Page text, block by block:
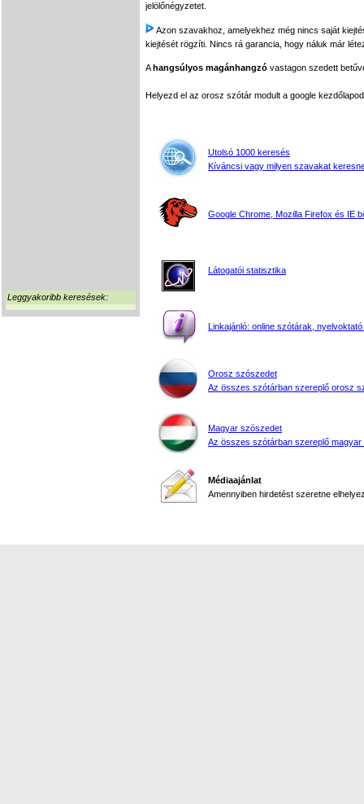
Leggyakoribb keresések:
jelölőnégyzetet.
Azon szavakhoz, amelyekhez még nincs saját
kiejtését rögzíti. Nincs rá garancia, hogy náluk már
Ahangsúlyos magánhangzó vastagon szedett
Helyezd el az orosz szótár modult a google
Utolsó 1000 keresés
Kíváncsi vagy milyen szavakat
Google Chrome, Mozilla Firefox és IE
Látogatói statisztika
Linkajánló: online szótárak, nyelvoktató
Orosz szószedet
Az összes szótárban szereplő orosz
Magyar szószedet
Az összes szótárban szereplő magyar
Médiaajánlat
Amennyiben hirdetést szeretne